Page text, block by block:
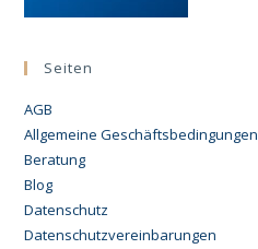
Seiten
AGB
Allgemeine Geschäftsbedingungen
Beratung
Blog
Datenschutz
Datenschutzvereinbarungen